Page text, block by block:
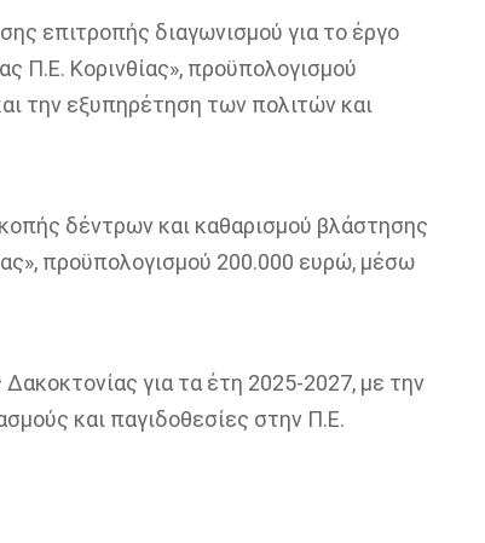
επιτροπής διαγωνισμού για το έργο
Π.Ε. Κορινθίας», προϋπολογισμού
την εξυπηρέτηση των πολιτών και
δέντρων και καθαρισμού βλάστησης
προϋπολογισμού 200.000 ευρώ, μέσω
για τα έτη 2025-2027, με την
και παγιδοθεσίες στην Π.Ε.